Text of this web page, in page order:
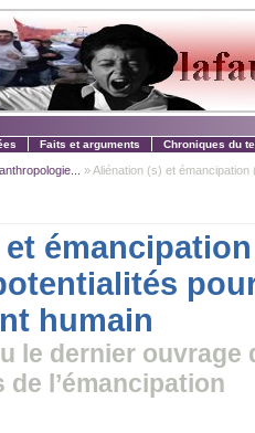
Faits et arguments Chroniques du
» Aliénation (s) et
humain
le dernier ouvrage
l’émancipation